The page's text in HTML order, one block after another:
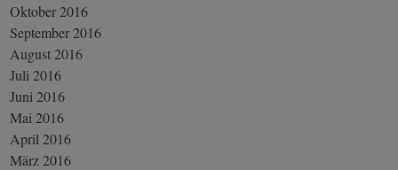
Oktober 2016
September 2016
August 2016
Juli 2016
Juni 2016
Mai 2016
April 2016
März 2016